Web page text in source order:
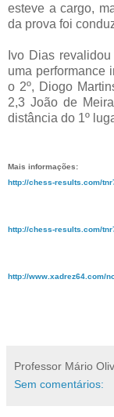
esteve a cargo,
da prova foi
Ivo Dias
uma performance
o 2º, Diogo
2,3 João de
distância do 1º
Mais informações:
http://chess-results.com/
http://chess-results.com/
http://www.xadrez64.com/
Professor Mário
Sem comentários: